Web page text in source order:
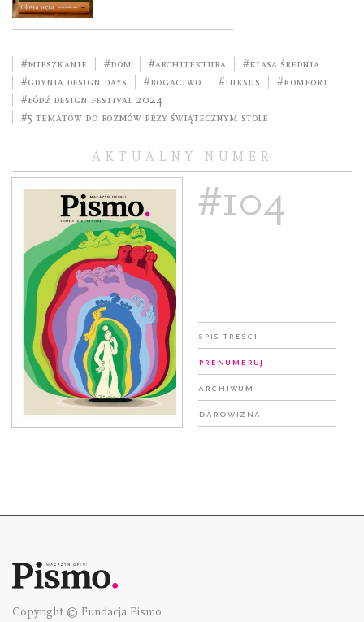
#mieszkanie #dom #architektura
#klasa średnia
#Gdynia Design Days
#bogactwo #luksus
#komfort
#Łódź Design Festival 2024
#5 tematów do rozmów przy świątecznym stole
AKTUALNY NUMER
#104
Spis treści
Prenumeruj
Archiwum
Darowizna
Copyright © Fundacja Pismo